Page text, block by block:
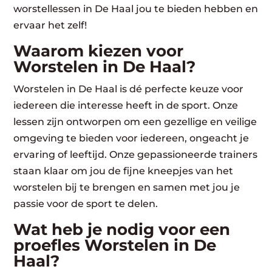
worstellessen in De Haal jou te bieden hebben en
ervaar het zelf!
Waarom kiezen voor
Worstelen in De Haal?
Worstelen in De Haal is dé perfecte keuze voor
iedereen die interesse heeft in de sport. Onze
lessen zijn ontworpen om een gezellige en veilige
omgeving te bieden voor iedereen, ongeacht je
ervaring of leeftijd. Onze gepassioneerde trainers
staan klaar om jou de fijne kneepjes van het
worstelen bij te brengen en samen met jou je
passie voor de sport te delen.
Wat heb je nodig voor een
proefles Worstelen in De
Haal?